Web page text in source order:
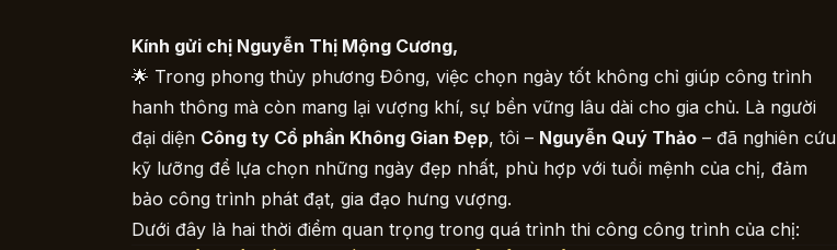
Kính gửi chị Nguyễn Thị Mộng Cương,
🌟 Trong phong thủy phương Đông, việc chọn ngày tốt không chỉ giúp công trình
hanh thông mà còn mang lại vượng khí, sự bền vững lâu dài cho gia chủ. Là người
đại diện Công ty Cổ phần Không Gian Đẹp, tôi – Nguyễn Quý Thảo – đã nghiên cứu
kỹ lưỡng để lựa chọn những ngày đẹp nhất, phù hợp với tuổi mệnh của chị, đảm
bảo công trình phát đạt, gia đạo hưng vượng.
Dưới đây là hai thời điểm quan trọng trong quá trình thi công công trình của chị: